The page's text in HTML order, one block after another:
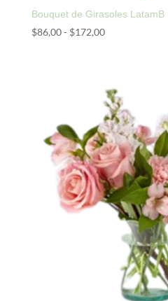
Bouquet de Girasoles LatamB
$86,00- $172,00Rango
$86,00
hasta
$172,00